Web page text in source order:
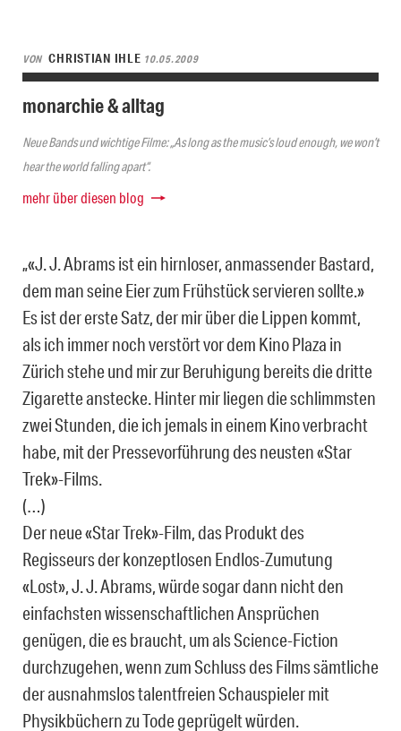
VON CHRISTIAN IHLE 10.05.2009
monarchie & alltag
Neue Bands und wichtige Filme: „As long as the music’s loud enough, we won’t
hear the world falling apart“.
mehr über diesen blog
„«J. J. Abrams ist ein hirnloser, anmassender Bastard,
dem man seine Eier zum Frühstück servieren sollte.»
Es ist der erste Satz, der mir über die Lippen kommt,
als ich immer noch verstört vor dem Kino Plaza in
Zürich stehe und mir zur Beruhigung bereits die dritte
Zigarette anstecke. Hinter mir liegen die schlimmsten
zwei Stunden, die ich jemals in einem Kino verbracht
habe, mit der Pressevorführung des neusten «Star
Trek»-Films.
(…)
Der neue «Star Trek»-Film, das Produkt des
Regisseurs der konzeptlosen Endlos-Zumutung
«Lost», J. J. Abrams, würde sogar dann nicht den
einfachsten wissenschaftlichen Ansprüchen
genügen, die es braucht, um als Science-Fiction
durchzugehen, wenn zum Schluss des Films sämtliche
der ausnahmslos talentfreien Schauspieler mit
Physikbüchern zu Tode geprügelt würden.